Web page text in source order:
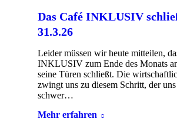
Das Café INKLUSIV
31.3.26
Leider müssen wir heute mitteilen,
INKLUSIV zum Ende des Monats
seine Türen schließt. Die
zwingt uns zu diesem Schritt, der uns
schwer…
Mehr erfahren